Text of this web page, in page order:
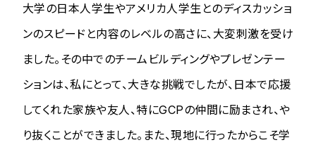
大学の日本人学生やアメリカ人学生とのディスカッショ
ンのスピードと内容のレベルの高さに、大変刺激を受け
ました。その中でのチームビルディングやプレゼンテー
ションは、私にとって、大きな挑戦でしたが、日本で応援
してくれた家族や友人、特にGCPの仲間に励まされ、や
り抜くことができました。また、現地に行ったからこそ学